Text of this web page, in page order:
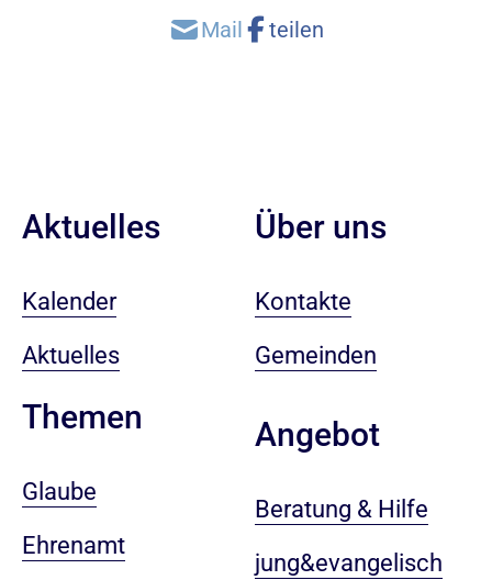
Aktuelles
Kalender
Aktuelles
Themen
Glaube
Ehrenamt
Über uns
Kontakte
Gemeinden
Angebot
Beratung & Hilfe
jung&evangelisch